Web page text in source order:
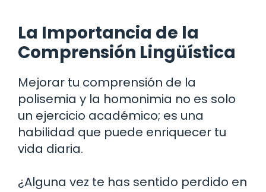
La Importancia de la
Comprensión Lingüística
Mejorar tu comprensión de la
polisemia y la homonimia no es solo
un ejercicio académico; es una
habilidad que puede enriquecer tu
vida diaria.
¿Alguna vez te has sentido perdido en